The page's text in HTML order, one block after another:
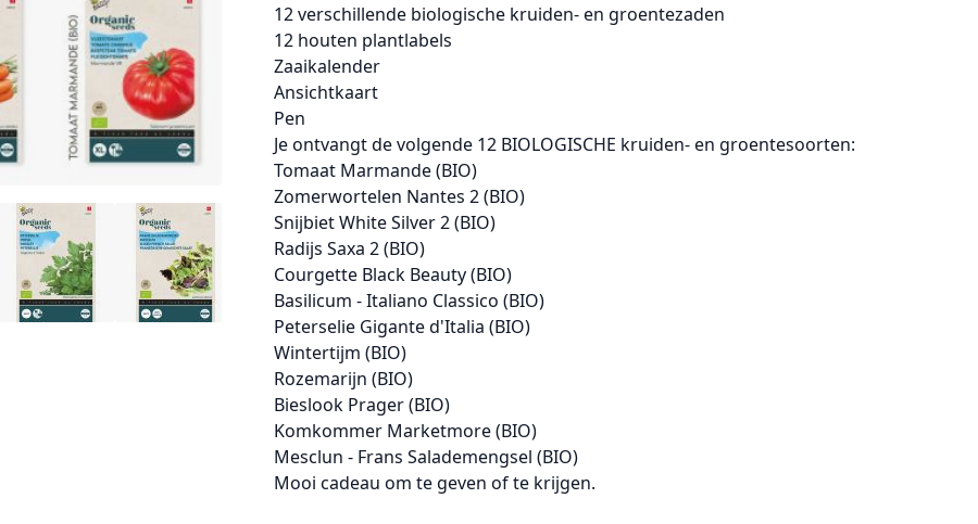
12 verschillende biologische kruiden- en groentezaden
12 houten plantlabels
Zaaikalender
Ansichtkaart
Pen
Je ontvangt de volgende 12 BIOLOGISCHE kruiden- en groentesoorten:
Tomaat Marmande (BIO)
Zomerwortelen Nantes 2 (BIO)
Snijbiet White Silver 2 (BIO)
Radijs Saxa 2 (BIO)
Courgette Black Beauty (BIO)
Basilicum - Italiano Classico (BIO)
Peterselie Gigante d'Italia (BIO)
Wintertijm (BIO)
Rozemarijn (BIO)
Bieslook Prager (BIO)
Komkommer Marketmore (BIO)
Mesclun - Frans Salademengsel (BIO)
Mooi cadeau om te geven of te krijgen.